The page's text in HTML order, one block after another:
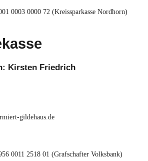
0003 0000 72 (Kreissparkasse Nordhorn)
Kirsten Friedrich
gildehaus.de
0011 2518 01 (Grafschafter Volksbank)